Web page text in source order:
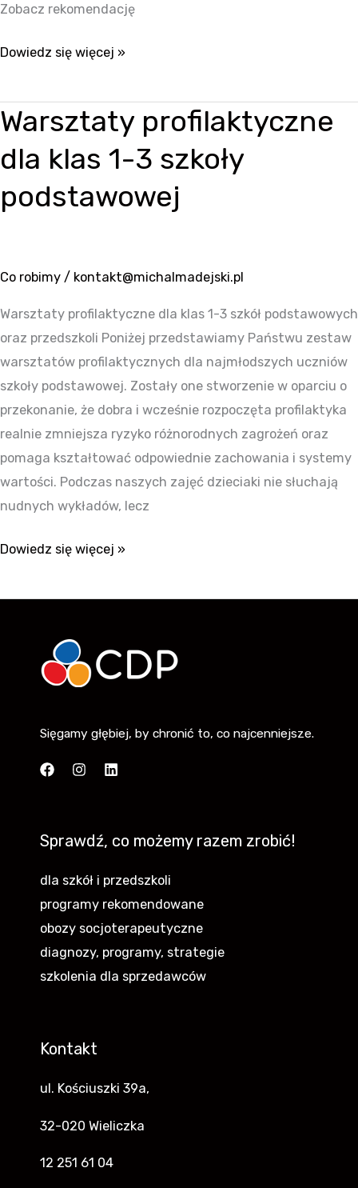
Zobacz rekomendację
Dowiedz się więcej »
Warsztaty profilaktyczne
dla klas 1-3 szkoły
podstawowej
Co robimy / kontakt@michalmadejski.pl
Warsztaty profilaktyczne dla klas 1-3 szkół podstawowych
oraz przedszkoli Poniżej przedstawiamy Państwu zestaw
warsztatów profilaktycznych dla najmłodszych uczniów
szkoły podstawowej. Zostały one stworzenie w oparciu o
przekonanie, że dobra i wcześnie rozpoczęta profilaktyka
realnie zmniejsza ryzyko różnorodnych zagrożeń oraz
pomaga kształtować odpowiednie zachowania i systemy
wartości. Podczas naszych zajęć dzieciaki nie słuchają
nudnych wykładów, lecz
Warsztaty
dla
1-
podstawowej
Dowiedz się więcej »
Sięgamy głębiej, by chronić to, co najcenniejsze.
Sprawdź, co możemy razem zrobić!
dla szkół i przedszkoli
programy rekomendowane
obozy socjoterapeutyczne
diagnozy, programy, strategie
szkolenia dla sprzedawców
Kontakt
ul. Kościuszki 39a,
32-020 Wieliczka
12 251 61 04